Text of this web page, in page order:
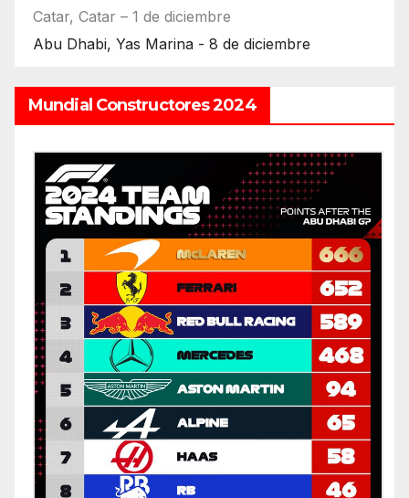
Catar, Catar – 1 de diciembre
Abu Dhabi, Yas Marina - 8 de diciembre
Mundial Constructores 2024